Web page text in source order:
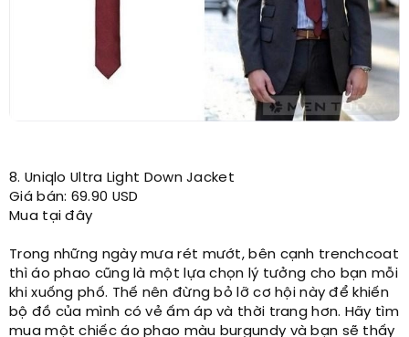
8. Uniqlo Ultra Light Down Jacket
Giá bán: 69.90 USD
Mua tại đây
Trong những ngày mưa rét mướt, bên cạnh trenchcoat
thì áo phao cũng là một lựa chọn lý tưởng cho bạn mỗi
khi xuống phố. Thế nên đừng bỏ lỡ cơ hội này để khiến
bộ đồ của mình có vẻ ấm áp và thời trang hơn. Hãy tìm
mua một chiếc áo phao màu burgundy và bạn sẽ thấy